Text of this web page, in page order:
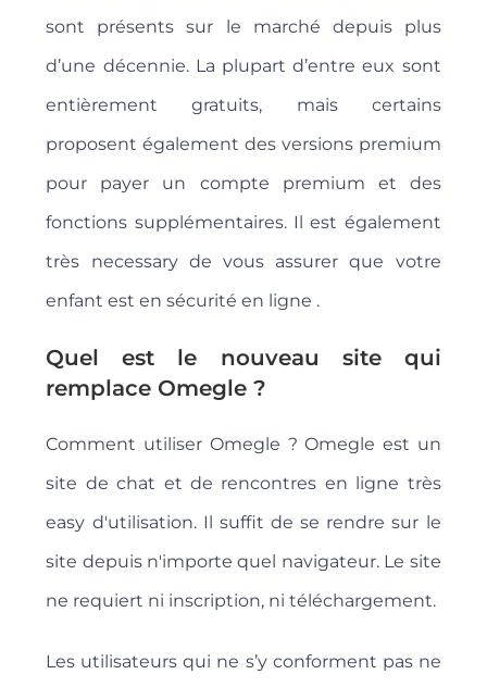
sont présents sur le marché depuis plus
d’une décennie. La plupart d’entre eux sont
entièrement gratuits, mais certains
proposent également des versions premium
pour payer un compte premium et des
fonctions supplémentaires. Il est également
très necessary de vous assurer que votre
enfant est en sécurité en ligne .
Quel est le nouveau site qui
remplace Omegle ?
Comment utiliser Omegle ? Omegle est un
site de chat et de rencontres en ligne très
easy d'utilisation. Il suffit de se rendre sur le
site depuis n'importe quel navigateur. Le site
ne requiert ni inscription, ni téléchargement.
Les utilisateurs qui ne s’y conforment pas ne